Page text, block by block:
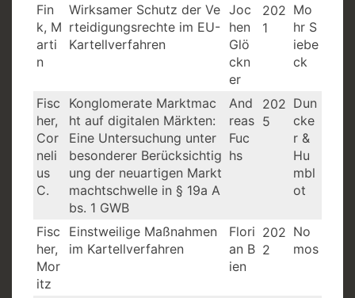
Fin
k, M
arti
n
Wirksamer Schutz der Ve
rteidigungsrechte im EU-
Kartellverfahren
Joc
hen
Glö
ckn
er
202
1
Mo
hr S
iebe
ck
Fisc
her,
Cor
neli
us
C.
Konglomerate Marktmac
ht auf digitalen Märkten:
Eine Untersuchung unter
besonderer Berücksichtig
ung der neuartigen Markt
machtschwelle in § 19a A
bs. 1 GWB
And
reas
Fuc
hs
202
5
Dun
cke
r &
Hu
mbl
ot
Fisc
her,
Mor
itz
Einstweilige Maßnahmen
im Kartellverfahren
Flori
an B
ien
202
2
No
mos